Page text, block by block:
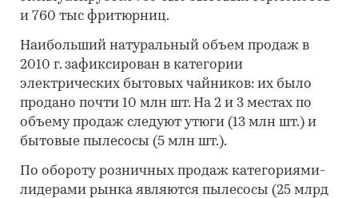
и 760 тыс фритюрниц.
Наибольший натуральный объем продаж в
2010 г. зафиксирован в категории
электрических бытовых чайников: их было
продано почти 10 млн шт. На 2 и 3 местах по
объему продаж следуют утюги (13 млн шт.) и
бытовые пылесосы (5 млн шт.).
По обороту розничных продаж категориями-
лидерами рынка являются пылесосы (25 млрд